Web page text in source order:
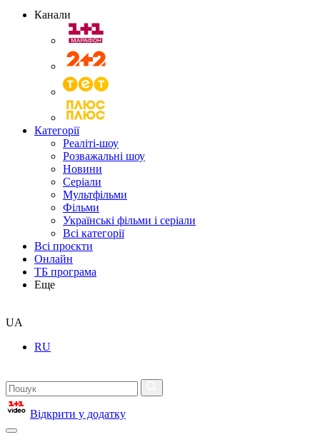
Канали
Категорії
Реаліті-шоу
Розважальні шоу
Новини
Серіали
Мультфільми
Фільми
Українські фільми і серіали
Всі категорії
Всі проєкти
Онлайн
ТБ програма
Еще
UA
RU
Відкрити у додатку